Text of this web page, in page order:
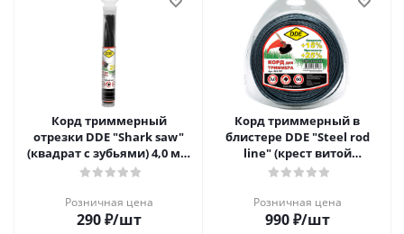
Корд триммерный
отрезки DDE "Shark saw"
(квадрат с зубьями) 4,0 мм
х 25 см, уп.20 шт.черный
Розничная цена
290₽/шт
Корд триммерный в
блистере DDE "Steel rod
line" (крест витой
армированный) 3,0 мм х
Розничная цена
990₽/шт